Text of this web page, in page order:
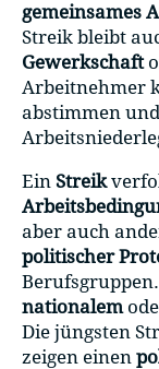
gemeinsames
Streik bleibt
Gewerkschaft
Arbeitnehmer
abstimmen
Ein Streik
aber auch
politischer
nationalem
Die jüngsten
zeigen einen